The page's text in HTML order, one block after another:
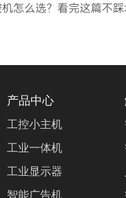
怎么选？看完这篇不
产品中心
工控小主机
工业一体机
工业显示器
智能广告机